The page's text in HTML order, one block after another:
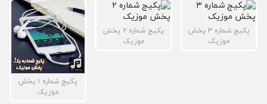
پکیج شماره ۳ پخش
موزیک
پکیج شماره ۲ پخش
موزیک
پکیج شماره ۱ پخش
موزیک